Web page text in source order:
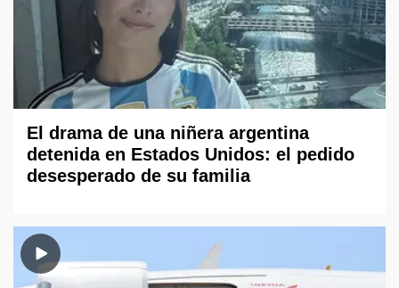
El drama de una niñera argentina
detenida en Estados Unidos: el pedido
desesperado de su familia